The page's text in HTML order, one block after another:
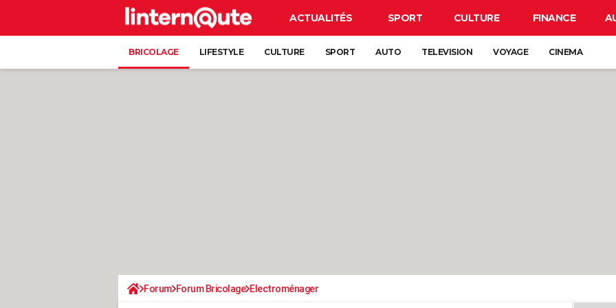
ACTUALITÉS SPORT CULTURE FINANCE
BRICOLAGE LIFESTYLE CULTURE SPORT AUTO TELEVISION VOYAGE CINEMA
Forum Forum Bricolage Electroménager